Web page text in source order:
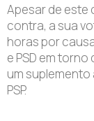
Apesar de este
contra, a sua
horas por
e PSD em
um
PSP.